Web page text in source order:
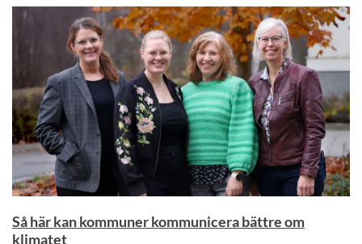
Så här kan kommuner kommunicera bättre om
klimatet